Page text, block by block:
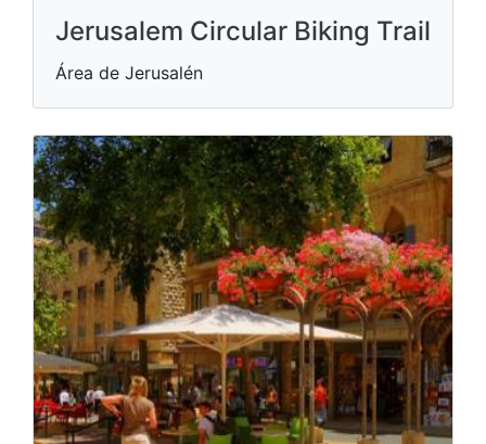
Jerusalem Circular Biking Trail
Área de Jerusalén